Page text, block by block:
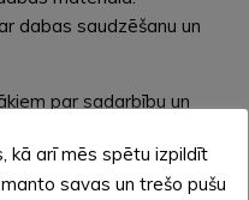
dabas saudzēšanu un
par sadarbību un
kā arī mēs spētu izpildīt
savas un trešo pušu